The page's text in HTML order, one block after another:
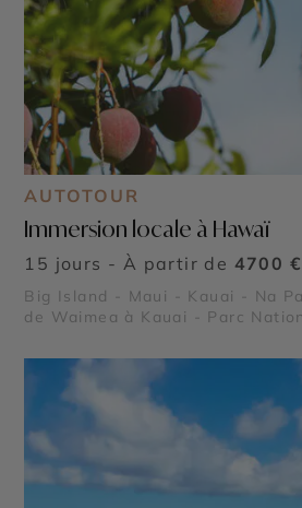
AUTOTOUR
Immersion locale à Hawaï
15 jours - À partir de 4700 €
Big Island - Maui - Kauai - Na
de Waimea à Kauai - Parc